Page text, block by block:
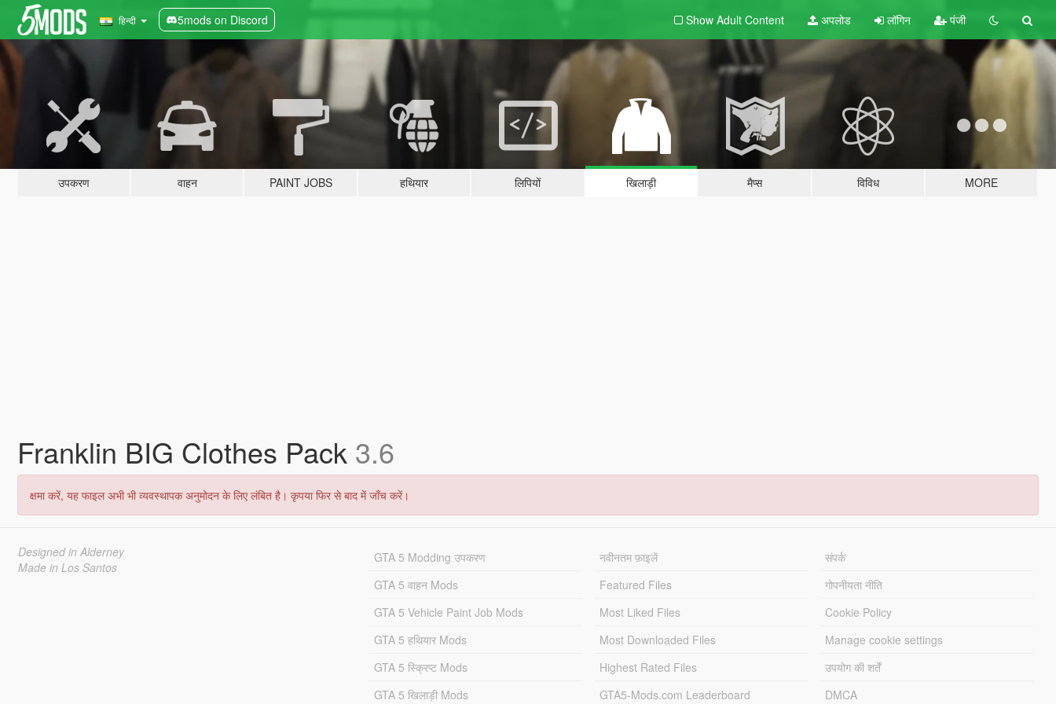
हिन्दी 5mods on Discord Show Adult Content अपलोड लॉगिन पंजी
उपकरण वाहन PAINT JOBS हथियार लिपियों खिलाड़ी मैप्स विविध MORE
Franklin BIG Clothes Pack 3.6
क्षमा करें, यह फाइल अभी भी व्यवस्थापक अनुमोदन के लिए लंबित है। कृपया फिर से बाद में जाँच करें।
Designed in Alderney
Made in Los Santos
GTA 5 Modding उपकरण
GTA 5 वाहन Mods
GTA 5 Vehicle Paint Job Mods
GTA 5 हथियार Mods
GTA 5 स्क्रिप्ट Mods
GTA 5 खिलाड़ी Mods
नवीनतम फ़ाइलें
Featured Files
Most Liked Files
Most Downloaded Files
Highest Rated Files
GTA5-Mods.com Leaderboard
संपर्क
गोपनीयता नीति
Cookie Policy
Manage cookie settings
उपयोग की शर्तें
DMCA